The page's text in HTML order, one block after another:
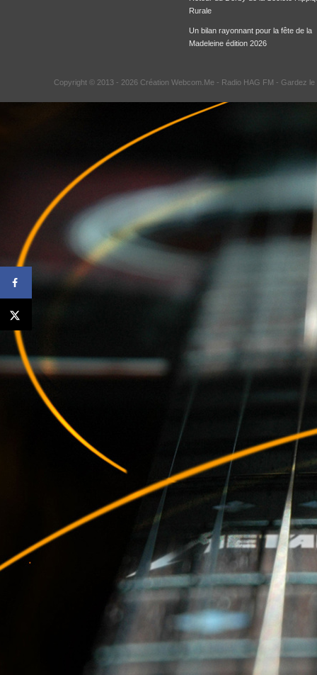
Rurale
Un bilan rayonnant pour la fête de la
Madeleine édition 2026
Copyright © 2013 - 2026 Création Webcom.Me - Radio HAG FM - Gardez le